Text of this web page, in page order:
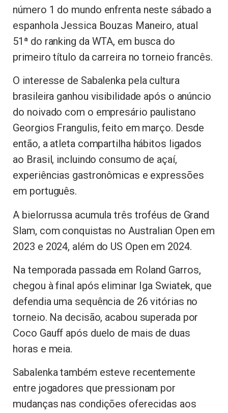
número 1 do mundo enfrenta neste sábado a
espanhola Jessica Bouzas Maneiro, atual
51ª do ranking da WTA, em busca do
primeiro título da carreira no torneio francês.
O interesse de Sabalenka pela cultura
brasileira ganhou visibilidade após o anúncio
do noivado com o empresário paulistano
Georgios Frangulis, feito em março. Desde
então, a atleta compartilha hábitos ligados
ao Brasil, incluindo consumo de açaí,
experiências gastronômicas e expressões
em português.
A bielorrussa acumula três troféus de Grand
Slam, com conquistas no Australian Open em
2023 e 2024, além do US Open em 2024.
Na temporada passada em Roland Garros,
chegou à final após eliminar Iga Swiatek, que
defendia uma sequência de 26 vitórias no
torneio. Na decisão, acabou superada por
Coco Gauff após duelo de mais de duas
horas e meia.
Sabalenka também esteve recentemente
entre jogadores que pressionam por
mudanças nas condições oferecidas aos